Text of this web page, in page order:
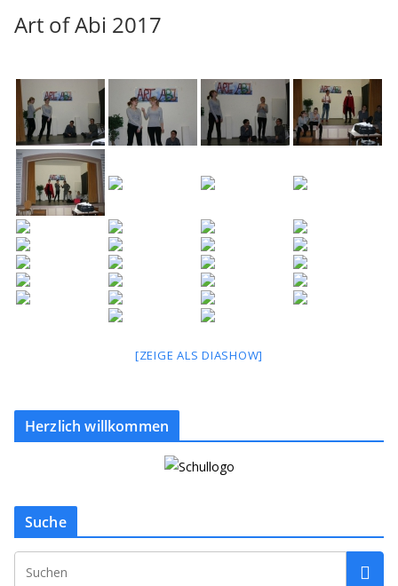
Art of Abi 2017
[ZEIGE ALS DIASHOW]
Herzlich willkommen
Suche